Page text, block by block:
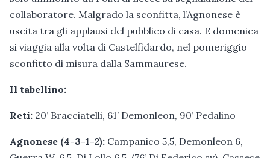
collaboratore. Malgrado la sconfitta, l’Agnonese è
uscita tra gli applausi del pubblico di casa. E domenica
si viaggia alla volta di Castelfidardo, nel pomeriggio
sconfitto di misura dalla Sammaurese.
Il tabellino:
Reti: 20’ Bracciatelli, 61’ Demonleon, 90’ Pedalino
Agnonese (4-3-1-2): Campanico 5,5, Demonleon 6,